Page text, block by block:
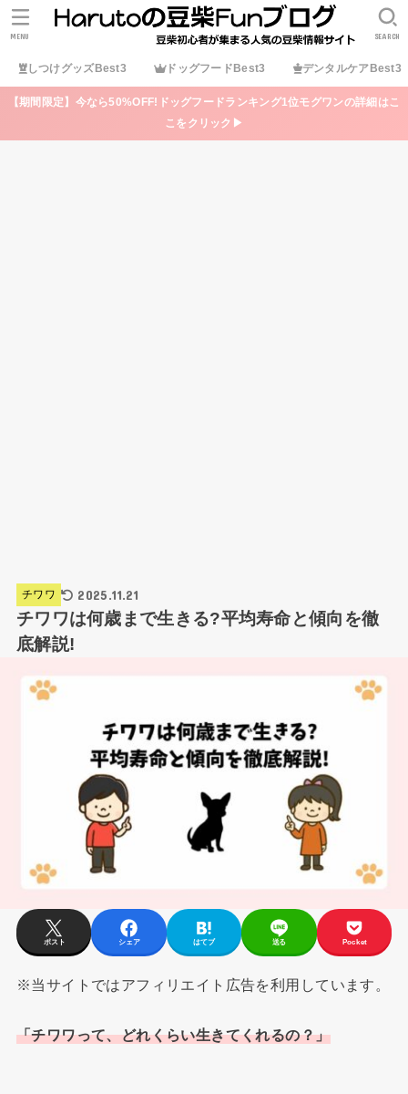
しつけグッズBest3 ドッグフードBest3 デンタルケアBest3
SEARCH
MENU
【期間限定】今なら50%OFF!ドッグフードランキング1位モグワンの詳細はこ
こをクリック▶
チワワ 2025.11.21
チワワは何歳まで生きる?平均寿命と傾向を徹
底解説!
ポスト シェア はてブ 送る Pocket
※当サイトではアフィリエイト広告を利用しています。
「チワワって、どれくらい生きてくれるの？」